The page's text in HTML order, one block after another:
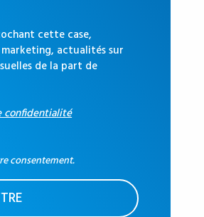
cette case,
actualités sur
de la part de
consentement.